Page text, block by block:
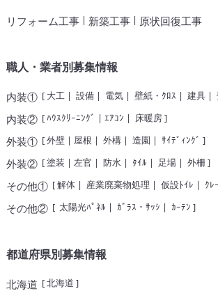
リフォーム工事| 新築工事| 原状回復工事
職人・業者別募集情報
内装①[ 大工| 設備| 電気| 壁紙・ｸﾛｽ | 建具|
内装②[ﾊｳｽｸﾘｰﾆﾝｸﾞ | ｴｱｺﾝ | 床暖房]
外装①[外壁| 屋根 | 外構| 造園 | ｻｲﾃﾞｨﾝｸﾞ ]
外装②[塗装 | 左官 | 防水| ﾀｲﾙ | 足場| 外柵 ]
その他①[解体| 産業廃棄物処理 | 仮設ﾄｲﾚ | ｸﾚ
その他②[ 太陽光ﾊﾟﾈﾙ | ｶﾞﾗｽ・ｻｯｼ | ｶｰﾃﾝ ]
都道府県別募集情報
北海道 [北海道 ]